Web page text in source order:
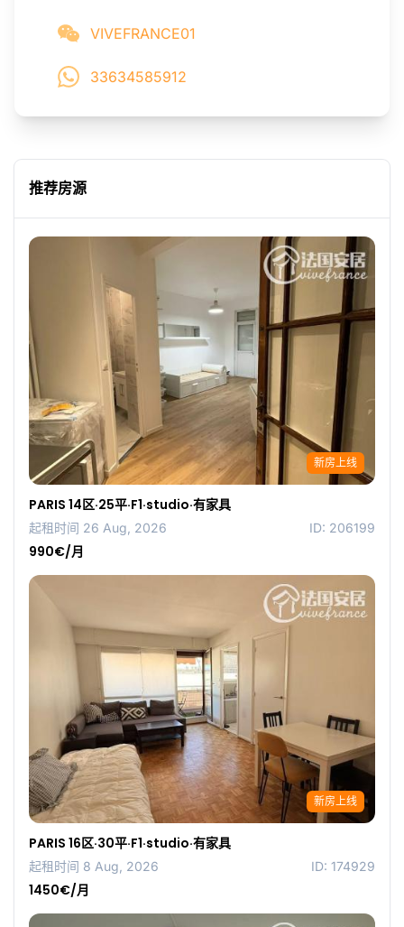
VIVEFRANCE01
33634585912
推荐房源
新房上线
PARIS 14区·25平·F1·studio·有家具
起租时间 26 Aug, 2026 ID: 206199
990€/月
新房上线
PARIS 16区·30平·F1·studio·有家具
起租时间 8 Aug, 2026 ID: 174929
1450€/月